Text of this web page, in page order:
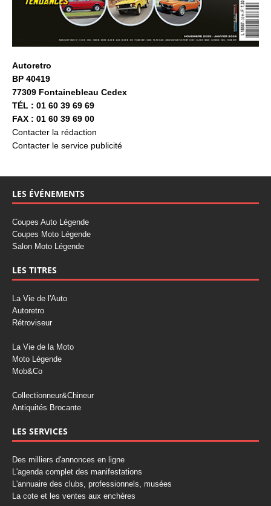
Autoretro
BP 40419
77309 Fontainebleau Cedex
TÉL : 01 60 39 69 69
FAX : 01 60 39 69 00
Contacter la rédaction
Contacter le service publicité
LES ÉVÉNEMENTS
Coupes Auto Légende
Coupes Moto Légende
Salon Moto Légende
LES TITRES
La Vie de l'Auto
Autoretro
Rétroviseur
La Vie de la Moto
Moto Légende
Mob&Co
Collectionneur&Chineur
Antiquités Brocante
LES SERVICES
Des milliers d'annonces en ligne
L'agenda complet des manifestations
L'annuaire des clubs, professionnels, musées
La cote et les ventes aux enchères